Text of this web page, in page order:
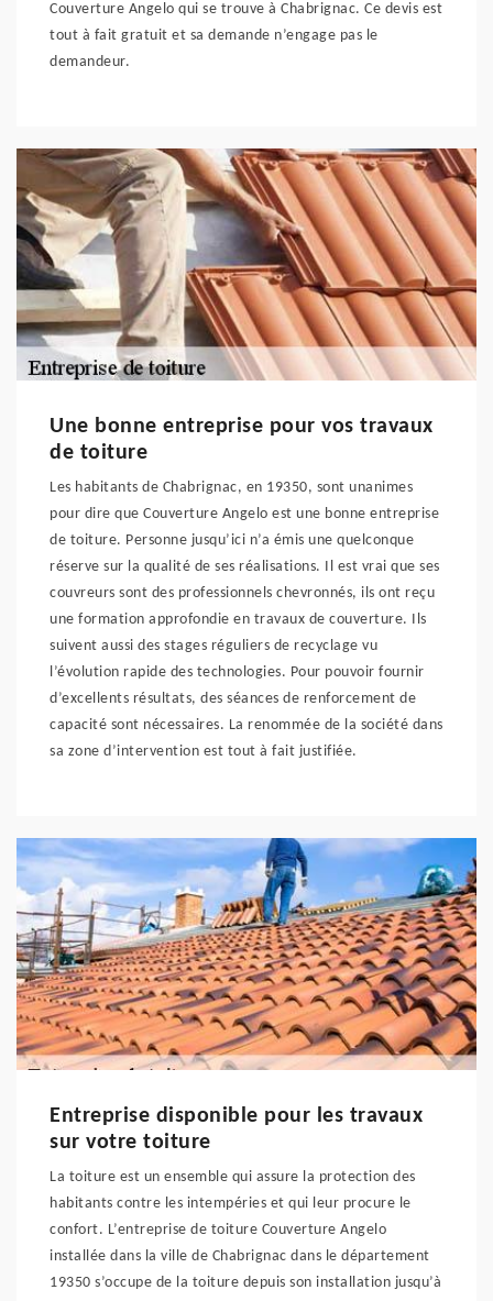
Couverture Angelo qui se trouve à Chabrignac. Ce devis est
tout à fait gratuit et sa demande n’engage pas le
demandeur.
Une bonne entreprise pour vos travaux
de toiture
Les habitants de Chabrignac, en 19350, sont unanimes
pour dire que Couverture Angelo est une bonne entreprise
de toiture. Personne jusqu’ici n’a émis une quelconque
réserve sur la qualité de ses réalisations. Il est vrai que ses
couvreurs sont des professionnels chevronnés, ils ont reçu
une formation approfondie en travaux de couverture. Ils
suivent aussi des stages réguliers de recyclage vu
l’évolution rapide des technologies. Pour pouvoir fournir
d’excellents résultats, des séances de renforcement de
capacité sont nécessaires. La renommée de la société dans
sa zone d’intervention est tout à fait justifiée.
Entreprise disponible pour les travaux
sur votre toiture
La toiture est un ensemble qui assure la protection des
habitants contre les intempéries et qui leur procure le
confort. L’entreprise de toiture Couverture Angelo
installée dans la ville de Chabrignac dans le département
19350 s’occupe de la toiture depuis son installation jusqu’à